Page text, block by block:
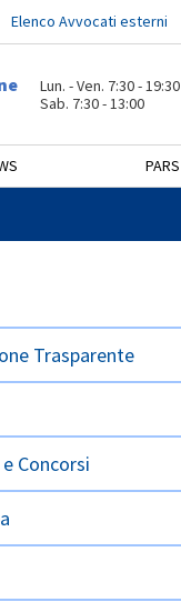
Elenco Avvocati esterni
Lun. - Ven. 7:30 - 19:30
Sab. 7:30 - 13:00
PARS
MGF
Trasparente
Concorsi